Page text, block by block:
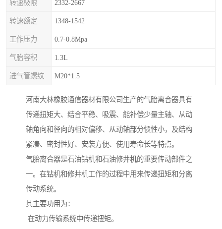
转速极限 2332-2667
转速额定 1348-1542
工作压力 0.7-0.8Mpa
气胎容积 1.3L
进气管螺纹 M20*1.5
河南大林橡胶通信器材有限公司生产的气胎离合器具有
传递扭矩大、结合平稳、吸震、能补偿少量主轴、从动
轴角向和径向的相对偏移、从动轴部分惯性小，及结构
紧凑、密封性好、安装方便、使用寿命长等特点。
气胎离合器是石油钻机和石油修井机的重要传动部件之
一。在钻机和修井机工作的过程中用来传递扭矩和分离
传动系统。
其主要功用为：
在动力传输系统中传递扭矩。